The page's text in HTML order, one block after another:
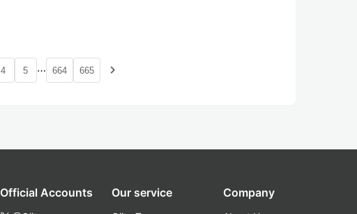
4 5 … 664 665 navigate_next
Official Accounts Our service Company